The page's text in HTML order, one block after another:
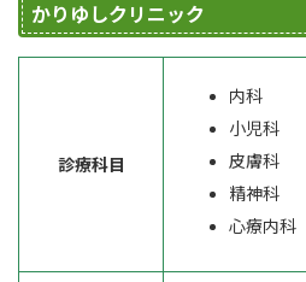
かりゆしクリニック
診療科目
内科
小児科
皮膚科
精神科
心療内科